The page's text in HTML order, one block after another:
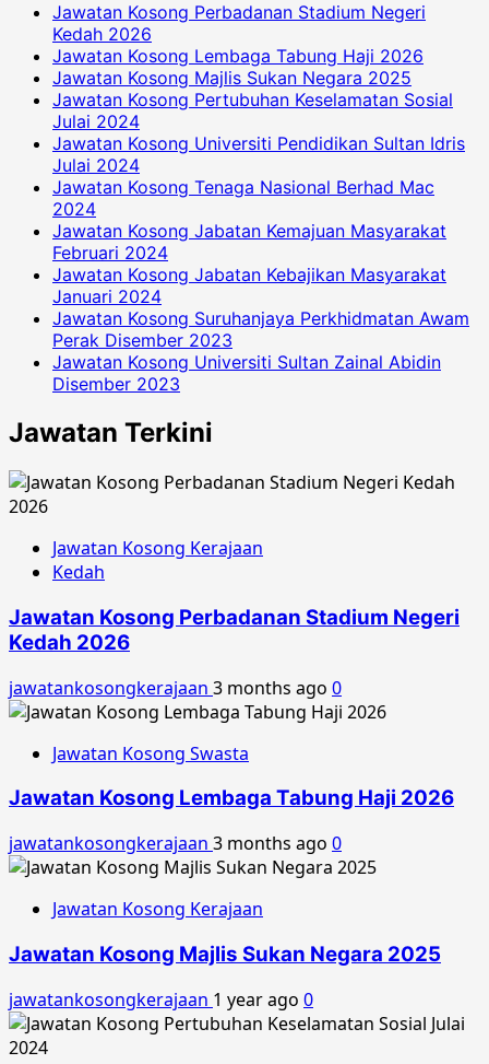
Jawatan Kosong Perbadanan Stadium Negeri
Kedah 2026
Jawatan Kosong Lembaga Tabung Haji 2026
Jawatan Kosong Majlis Sukan Negara 2025
Jawatan Kosong Pertubuhan Keselamatan Sosial
Julai 2024
Jawatan Kosong Universiti Pendidikan Sultan Idris
Julai 2024
Jawatan Kosong Tenaga Nasional Berhad Mac
2024
Jawatan Kosong Jabatan Kemajuan Masyarakat
Februari 2024
Jawatan Kosong Jabatan Kebajikan Masyarakat
Januari 2024
Jawatan Kosong Suruhanjaya Perkhidmatan Awam
Perak Disember 2023
Jawatan Kosong Universiti Sultan Zainal Abidin
Disember 2023
Jawatan Terkini
Jawatan Kosong Kerajaan
Kedah
Jawatan Kosong Perbadanan Stadium Negeri
Kedah 2026
jawatankosongkerajaan 3 months ago 0
Jawatan Kosong Swasta
Jawatan Kosong Lembaga Tabung Haji 2026
jawatankosongkerajaan 3 months ago 0
Jawatan Kosong Kerajaan
Jawatan Kosong Majlis Sukan Negara 2025
jawatankosongkerajaan 1 year ago 0